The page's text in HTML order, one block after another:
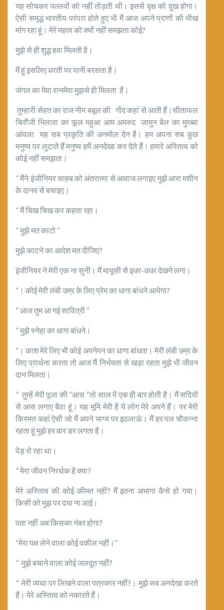
यह सोचकर पल्लवों को नहीं तोड़ती थी। इससे वृक्ष को दुख होगा।
ऐसी समृद्ध भारतीय परंपरा होते हुए भी मैं आज अपने प्राणों की भीख
मांग रहा हूं। मेरे महत्व को क्यों नहीं समझता कोई?
मुझे से ही शुद्ध हवा मिलती है।
मैं हूं इसलिए धरती पर पानी बरसता है।
जंगल का मेवा रानमेवा मुझसे ही मिलता हैं।
तुम्हारी सेहत का राज नीम बबूल की गोंद कहां से आती हैं।सीताफल
चिरौंजी भिलावा का फूल महुआ आम अमरुद जामुन बेल का मुरब्बा
आंवला यह सब प्रकृति की अनमोल देन है। हम अपना सब कुछ
मनुष्य पर लुटाते हैं मनुष्य हमें अनदेखा कर देते हैं। हमारे अस्तित्व को
कोई नहीं समझता।
” मैंने इंजीनियर साहब को अंतरात्मा से आवाज लगाइए मुझे आरा मशीन
के दानव से बचाइए।
” मैं चिख चिख कर कहता रहा।
” मुझे मत काटो “
मुझे काटने का आदेश मत दीजिए?
इंजीनियर ने मेरी एक ना सुनी। मैं मायूसी से इधर-उधर देखने लगा।
“। कोई मेरी लंबी उम्र के लिए प्रेम का धागा बांधने आयेगा?
” आज तुम आ गई सावित्री “
” मुझे स्नेहा का धागा बांधने।
“। काश मेरे लिए भी कोई अपनेपन का धागा बांधता। मेरी लंबी उम्र के
लिए प्रार्थना करता तो आज मैं निर्भयता से खड़ा रहता मुझे भी जीवन
दान मिलता।
” तुम्हें मेरी पूजा की “आस “तो साल में एक ही बार होती है। मैं सदियों
से आस लगाए बैठा हूं। यह भूमि मेरी है ये लोग मेरे अपने हैं। पर मेरी
किस्मत कहां ऐसी जो मैं अपने भाग्य पर इठलाऊं। मैं हर पल चौकन्ना
रहता हूं मुझे हर बार डर लगता है।
पेड़ रो रहा था।
” मेरा जीवन निरर्थक है क्या?
मेरे अस्तित्व की कोई कीमत नहीं? मैं इतना अभागा कैसे हो गया।
किसी को मुझ पर दया ना आई।
पता नहीं अब किसका नंबर होगा?
“मेरा पक्ष लेने वाला कोई वकील नहीं।”
” मुझे बचाने वाला कोई जलदूत नहीं?
” मेरी व्यथा पर लिखने वाला पत्रकार नहीं?। मुझे सब अनदेखा करते
हैं। मेरे अस्तित्व को नकारते हैं।